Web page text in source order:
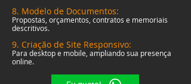
8. Modelo de Documentos:
Propostas, orçamentos, contratos e memoriais
descritivos.
9. Criação de Site Responsivo:
Para desktop e mobile, ampliando sua presença
online.